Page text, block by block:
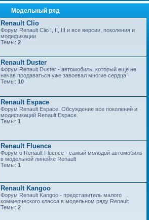
Модельный ряд
Renault Clio
Форум Renault Clio I, II, III и все версии, поколения и
модификации
Темы: 2
Renault Duster
Форум Renault Duster - автомобиль, который еще не
начав продаваться уже завоевал многие сердца!
Темы: 10
Renault Espace
Форум Renault Espace. Обсуждение все поколений и
модификаций Renault Espace.
Темы: 1
Renault Fluence
Форум о Renault Fluence - самый молодой автомобиль
в модельной линейке Renault
Темы: 1
Renault Kangoo
Форум Renault Kangoo - представитель малого
коммерческого класса в модельном ряду Renault
Темы: 2